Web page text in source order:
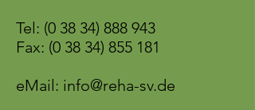
Tel: (0 38 34) 888 943
Fax: (0 38 34) 855 181
eMail: info@reha-sv.de